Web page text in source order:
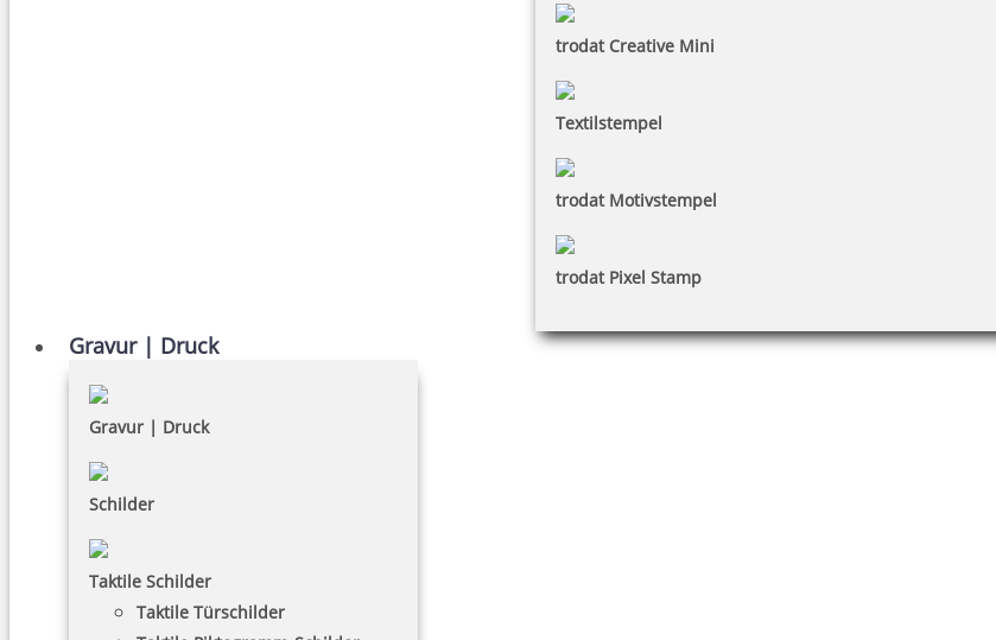
trodat Creative Mini
Textilstempel
trodat Motivstempel
trodat Pixel Stamp
Gravur | Druck
Gravur | Druck
Schilder
Taktile Schilder
Taktile Türschilder